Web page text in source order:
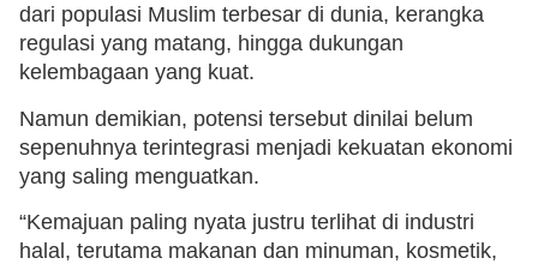
dari populasi Muslim terbesar di dunia, kerangka
regulasi yang matang, hingga dukungan
kelembagaan yang kuat.
Namun demikian, potensi tersebut dinilai belum
sepenuhnya terintegrasi menjadi kekuatan ekonomi
yang saling menguatkan.
“Kemajuan paling nyata justru terlihat di industri
halal, terutama makanan dan minuman, kosmetik,